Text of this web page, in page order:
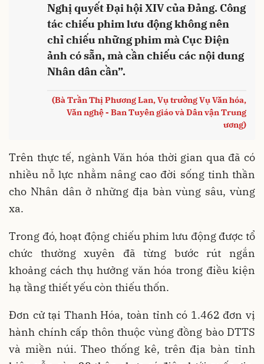
Nghị quyết Đại hội XIV của Đảng. Công
tác chiếu phim lưu động không nên
chỉ chiếu những phim mà Cục Điện
ảnh có sẵn, mà cần chiếu các nội dung
Nhân dân cần”.
(Bà Trần Thị Phương Lan, Vụ trưởng Vụ Văn hóa,
Văn nghệ - Ban Tuyên giáo và Dân vận Trung
ương)
Trên thực tế, ngành Văn hóa thời gian qua đã có
nhiều nỗ lực nhằm nâng cao đời sống tinh thần
cho Nhân dân ở những địa bàn vùng sâu, vùng
xa.
Trong đó, hoạt động chiếu phim lưu động được tổ
chức thường xuyên đã từng bước rút ngắn
khoảng cách thụ hưởng văn hóa trong điều kiện
hạ tầng thiết yếu còn thiếu thốn.
Đơn cử tại Thanh Hóa, toàn tỉnh có 1.462 đơn vị
hành chính cấp thôn thuộc vùng đồng bào DTTS
và miền núi. Theo thống kê, trên địa bàn tỉnh